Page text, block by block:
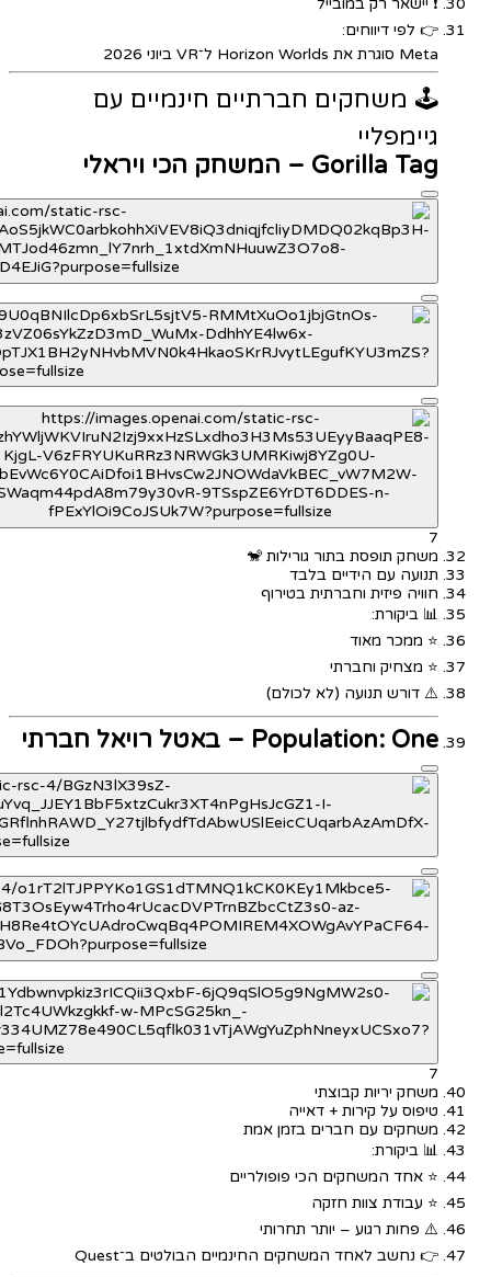
❗ יישאר רק במובייל
👉 לפי דיווחים:
Meta סוגרת את Horizon Worlds ל־VR ביוני 2026
🕹️ משחקים חברתיים חינמיים עם
גיימפליי
Gorilla Tag – המשחק הכי ויראלי
7
משחק תופסת בתור גורילות 🐒
תנועה עם הידיים בלבד
חוויה פיזית וחברתית בטירוף
📊 ביקורת:
⭐ ממכר מאוד
⭐ מצחיק וחברתי
⚠️ דורש תנועה (לא לכולם)
Population: One – באטל רויאל חברתי
7
משחק יריות קבוצתי
טיפוס על קירות + דאייה
משחקים עם חברים בזמן אמת
📊 ביקורת:
⭐ אחד המשחקים הכי פופולריים
⭐ עבודת צוות חזקה
⚠️ פחות רגוע – יותר תחרותי
👉 נחשב לאחד המשחקים החינמיים הבולטים ב־Quest